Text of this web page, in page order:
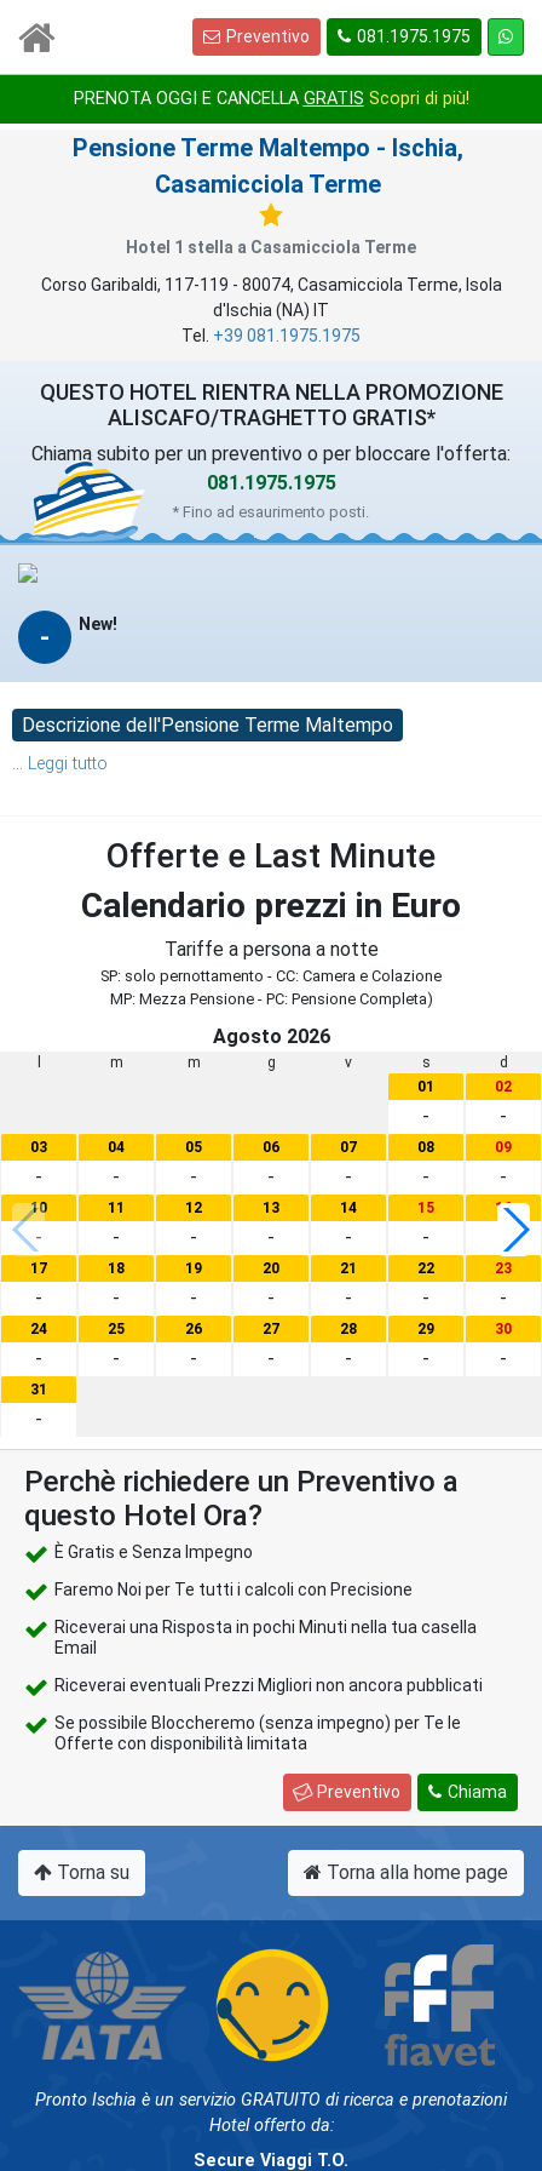
Preventivo 081.1975.1975
PRENOTA OGGI E CANCELLA GRATIS Scopri di più!
1/1
Pensione Terme Maltempo - Ischia,
Casamicciola Terme
Hotel 1 stella a Casamicciola Terme
Corso Garibaldi, 117-119 - 80074, Casamicciola Terme, Isola
d'Ischia (NA) IT
Tel. +39 081.1975.1975
QUESTO HOTEL RIENTRA NELLA PROMOZIONE
ALISCAFO/TRAGHETTO GRATIS*
Chiama subito per un preventivo o per bloccare l'offerta:
081.1975.1975
* Fino ad esaurimento posti.
- New!
Descrizione dell'Pensione Terme Maltempo
... Leggi tutto
Offerte e Last Minute
Calendario prezzi in Euro
Tariffe a persona a notte
SP: solo pernottamento - CC: Camera e Colazione
MP: Mezza Pensione - PC: Pensione Completa)
Agosto 2026
m m g v s
d
01
-
02
-
03
-
04
-
05
-
06
-
07
-
08
-
09
-
10
-
11
-
12
-
13
-
14
-
15
-
16
17
-
18
-
19
-
20
-
21
-
22
-
23
-
24
-
25
-
26
-
27
-
28
-
29
-
30
-
31
-
Perchè richiedere un Preventivo a
questo Hotel Ora?
È Gratis e Senza Impegno
Faremo Noi per Te tutti i calcoli con Precisione
Riceverai una Risposta in pochi Minuti nella tua casella
Email
Riceverai eventuali Prezzi Migliori non ancora pubblicati
Se possibile Bloccheremo (senza impegno) per Te le
Offerte con disponibilità limitata
Chiama
Preventivo
Torna su Torna alla home page
Pronto Ischia è un servizio GRATUITO di ricerca e prenotazioni
Hotel offerto da:
Secure Viaggi T.O.